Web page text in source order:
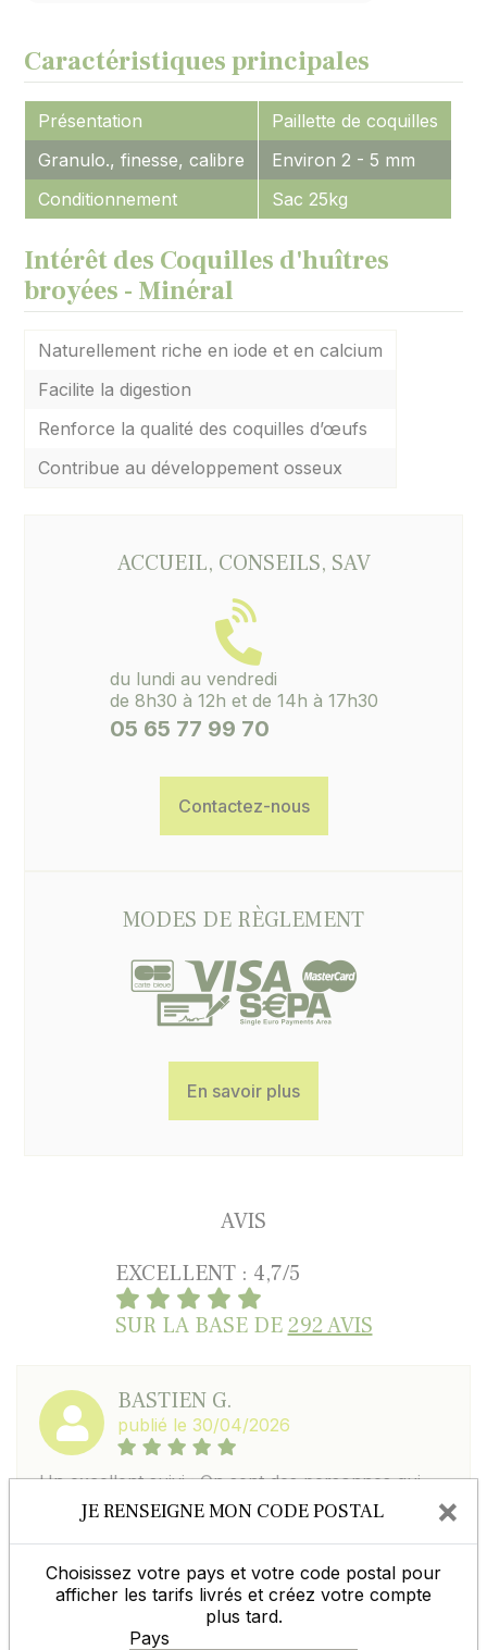
Caractéristiques principales
Présentation
Paillette de coquilles
Granulo., finesse, calibre
Environ 2 - 5 mm
Conditionnement
Sac 25kg
Intérêt des Coquilles d'huîtres
broyées - Minéral
Naturellement riche en iode et en calcium
Facilite la digestion
Renforce la qualité des coquilles d’œufs
Contribue au développement osseux
ACCUEIL, CONSEILS, SAV
du lundi au vendredi
de 8h30 à 12h et de 14h à 17h30
05 65 77 99 70
Contactez-nous
MODES DE RÈGLEMENT
En savoir plus
AVIS
EXCELLENT : 4,7/5
SUR LA BASE DE292 AVIS
BASTIEN G.
publié le 30/04/2026
Un excellent suivi ; On sent des personnes qui
sont proches du terrain et qui cherchent
sincerement à faciliter les aspects logistiques ,
elles rendent plus humain le quotidien moderne.
A encourager
JE RENSEIGNE MON CODE POSTAL ×
Choisissez votre pays et votre code postal pour
afficher les tarifs livrés et créez votre compte
plus tard.
Pays